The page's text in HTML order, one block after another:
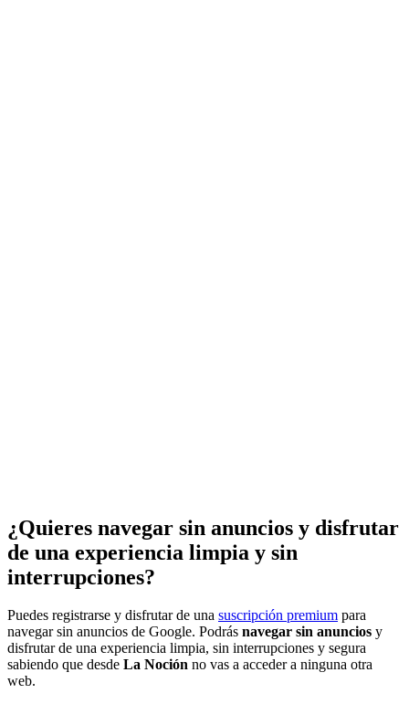
¿Quieres navegar sin anuncios y disfrutar
de una experiencia limpia y sin
interrupciones?
Puedes registrarse y disfrutar de una suscripción premium para
navegar sin anuncios de Google. Podrás navegar sin anuncios y
disfrutar de una experiencia limpia, sin interrupciones y segura
sabiendo que desde La Noción no vas a acceder a ninguna otra
web.